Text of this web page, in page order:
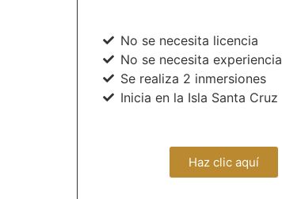
No se necesita licencia
No se necesita experiencia
Se realiza 2 inmersiones
Inicia en la Isla Santa Cruz
Haz clic aquí